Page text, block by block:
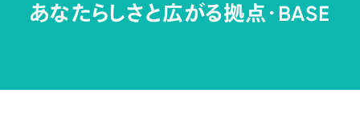
あなたらしさと広がる拠点・BASE